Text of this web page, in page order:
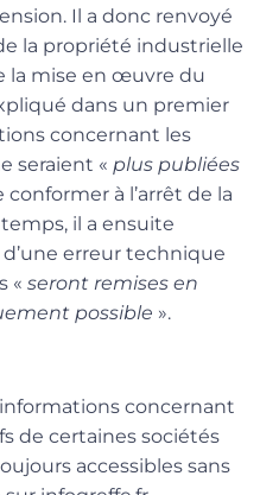
Il a donc renvoyé
la propriété industrielle
la mise en œuvre du
dans un premier
concernant les
seraient « plus publiées
conformer à l’arrêt de la
il a ensuite
d’une erreur technique
« seront remises en
possible ».
informations concernant
de certaines sociétés
accessibles sans